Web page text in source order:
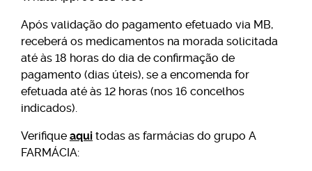
Após validação do pagamento efetuado via MB,
receberá os medicamentos na morada solicitada
até às 18 horas do dia de confirmação de
pagamento (dias úteis), se a encomenda for
efetuada até às 12 horas (nos 16 concelhos
indicados).
Verifique aqui todas as farmácias do grupo A
FARMÁCIA: